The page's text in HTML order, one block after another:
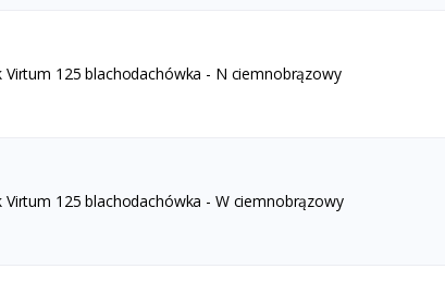
Virtum 125 blachodachówka - N ciemnobrązowy
Virtum 125 blachodachówka - W ciemnobrązowy